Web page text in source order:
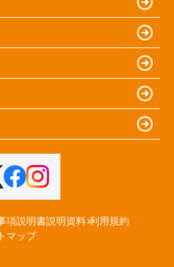
項説明書説明資料 利用規約
マップ